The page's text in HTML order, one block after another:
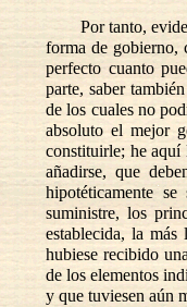
Por tanto,
forma de gobierno,
perfecto cuanto
parte, saber
de los cuales no
absoluto el mejor
constituirle; he aquí
añadirse, que
hipotéticamente
suministre, los
establecida, la
hubiese recibido
de los elementos
y que tuviesen aún